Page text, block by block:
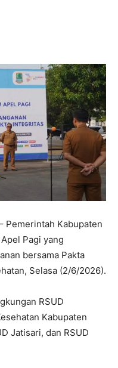
Pemerintah Kabupaten
Pagi yang
bersama Pakta
Selasa (2/6/2026).
RSUD
Kabupaten
Jatisari, dan RSUD